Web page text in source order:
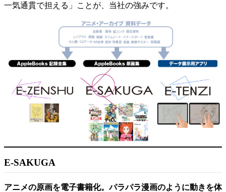
一気通貫で担える」ことが、当社の強みです。
E-SAKUGA
アニメの原画を電子書籍化。パラパラ漫画のように動きを体